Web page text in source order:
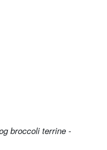
broccoli terrine -